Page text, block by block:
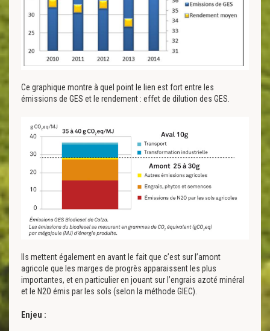
Ce graphique montre à quel point le lien est fort entre les
émissions de GES et le rendement : effet de dilution des GES.
Ils mettent également en avant le fait que c’est sur l’amont
agricole que les marges de progrès apparaissent les plus
importantes, et en particulier en jouant sur l’engrais azoté minéral
et le N2O émis par les sols (selon la méthode GIEC).
Enjeu :